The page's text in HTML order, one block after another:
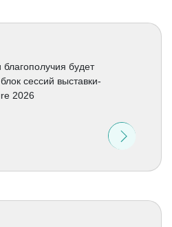
будет
сессий выставки-
2026